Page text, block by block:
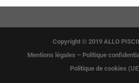
Copyright © 2019 ALLO
Mentions légales – Politique
Politique de cookies